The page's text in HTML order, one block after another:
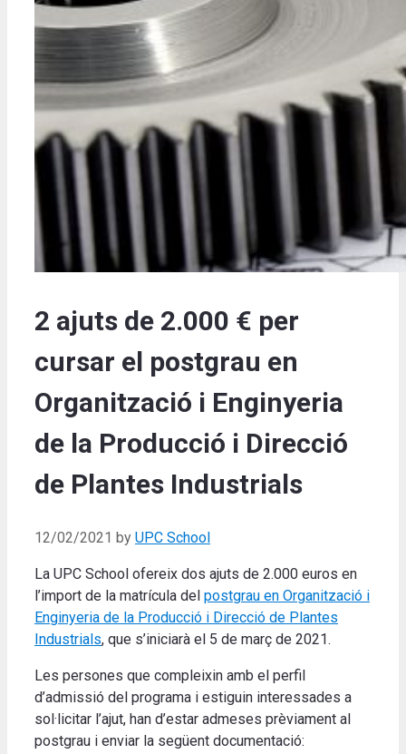
2 ajuts de 2.000 € per
cursar el postgrau en
Organització i Enginyeria
de la Producció i Direcció
de Plantes Industrials
12/02/2021 by UPC School
La UPC School ofereix dos ajuts de 2.000 euros en
l’import de la matrícula del postgrau en Organització i
Enginyeria de la Producció i Direcció de Plantes
Industrials, que s’iniciarà el 5 de març de 2021.
Les persones que compleixin amb el perfil
d’admissió del programa i estiguin interessades a
sol·licitar l’ajut, han d’estar admeses prèviament al
postgrau i enviar la següent documentació: